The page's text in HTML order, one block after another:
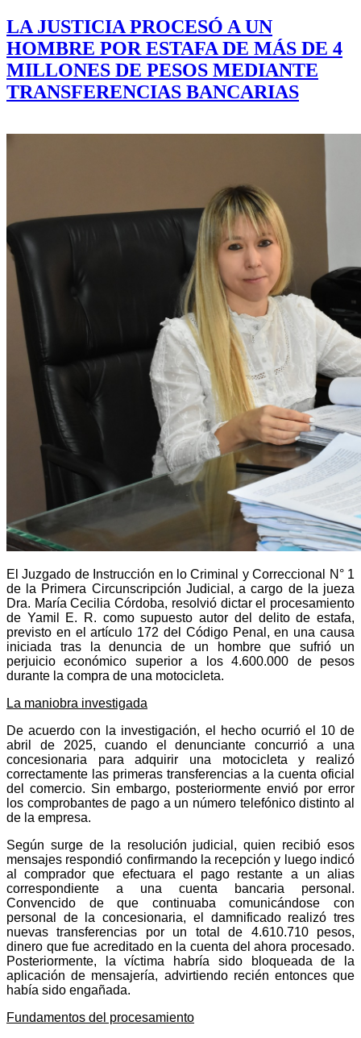
LA JUSTICIA PROCESÓ A UN
HOMBRE POR ESTAFA DE MÁS DE 4
MILLONES DE PESOS MEDIANTE
TRANSFERENCIAS BANCARIAS
El Juzgado de Instrucción en lo Criminal y Correccional N° 1
de la Primera Circunscripción Judicial, a cargo de la jueza
Dra. María Cecilia Córdoba, resolvió dictar el procesamiento
de Yamil E. R. como supuesto autor del delito de estafa,
previsto en el artículo 172 del Código Penal, en una causa
iniciada tras la denuncia de un hombre que sufrió un
perjuicio económico superior a los 4.600.000 de pesos
durante la compra de una motocicleta.
La maniobra investigada
De acuerdo con la investigación, el hecho ocurrió el 10 de
abril de 2025, cuando el denunciante concurrió a una
concesionaria para adquirir una motocicleta y realizó
correctamente las primeras transferencias a la cuenta oficial
del comercio. Sin embargo, posteriormente envió por error
los comprobantes de pago a un número telefónico distinto al
de la empresa.
Según surge de la resolución judicial, quien recibió esos
mensajes respondió confirmando la recepción y luego indicó
al comprador que efectuara el pago restante a un alias
correspondiente a una cuenta bancaria personal.
Convencido de que continuaba comunicándose con
personal de la concesionaria, el damnificado realizó tres
nuevas transferencias por un total de 4.610.710 pesos,
dinero que fue acreditado en la cuenta del ahora procesado.
Posteriormente, la víctima habría sido bloqueada de la
aplicación de mensajería, advirtiendo recién entonces que
había sido engañada.
Fundamentos del procesamiento